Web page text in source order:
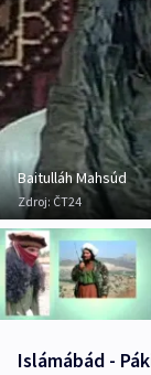
Baitulláh Mahsúd
Zdroj: ČT24
Islámábád -